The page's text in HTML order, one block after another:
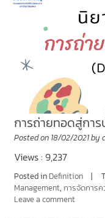
การถ่ายทอดสู่กา
Posted on 18/02/2021by
Views : 9,237
Posted in Definition
Management, การจัดการค
Leave a comment